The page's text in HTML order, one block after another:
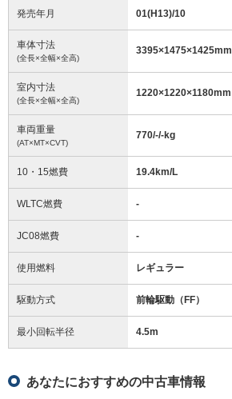
発売年月 01(H13)/10
車体寸法
(全長×全幅×全高)
3395×1475×1425mm
室内寸法
(全長×全幅×全高)
1220×1220×1180mm
車両重量
(AT×MT×CVT)
770/-/-kg
10・15燃費 19.4km/L
WLTC燃費 -
JC08燃費 -
使用燃料 レギュラー
駆動方式 前輪駆動（FF）
最小回転半径 4.5m
あなたにおすすめの中古車情報